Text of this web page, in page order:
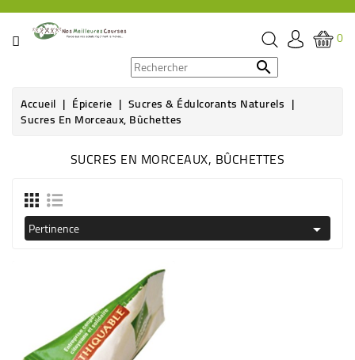
CATÉGORIE
ÉPICERIE
BOISSON
HYGIÈNE
0

Accueil Épicerie Sucres & Édulcorants Naturels
Sucres En Morceaux, Bûchettes
SUCRES EN MORCEAUX, BÛCHETTES
Pertinence 